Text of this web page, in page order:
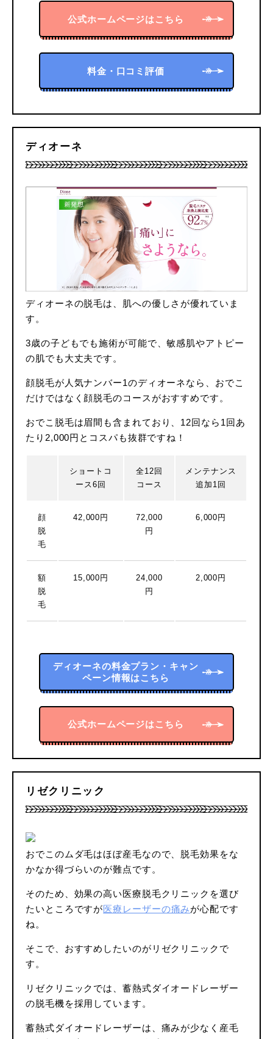
公式ホームページはこちら
料金・口コミ評価
ディオーネ
ディオーネの脱毛は、肌への優しさが優れていま
す。
3歳の子どもでも施術が可能で、敏感肌やアトピー
の肌でも大丈夫です。
顔脱毛が人気ナンバー1のディオーネなら、おでこ
だけではなく顔脱毛のコースがおすすめです。
おでこ脱毛は眉間も含まれており、12回なら1回あ
たり2,000円とコスパも抜群ですね！
ショートコ
ース6回
全12回
コース
メンテナンス
追加1回
顔
脱
毛
42,000円
72,000
円
6,000円
額
脱
毛
15,000円
24,000
円
2,000円
ディオーネの料金プラン・キャン
ペーン情報はこちら
公式ホームページはこちら
リゼクリニック
おでこのムダ毛はほぼ産毛なので、脱毛効果をな
かなか得づらいのが難点です。
そのため、効果の高い医療脱毛クリニックを選び
たいところですが医療レーザーの痛みが心配です
ね。
そこで、おすすめしたいのがリゼクリニックで
す。
リゼクリニックでは、蓄熱式ダイオードレーザー
の脱毛機を採用しています。
蓄熱式ダイオードレーザーは、痛みが少なく産毛